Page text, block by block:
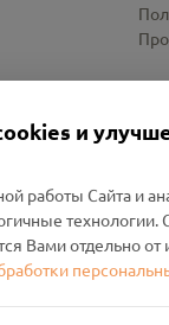
улица
и
работы Сайта и
технологии.
Вами отдельно